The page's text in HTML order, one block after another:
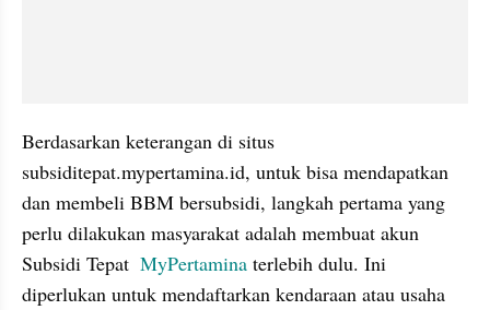
Berdasarkan keterangan di situs
subsiditepat.mypertamina.id, untuk bisa mendapatkan
dan membeli BBM bersubsidi, langkah pertama yang
perlu dilakukan masyarakat adalah membuat akun
Subsidi Tepat MyPertamina terlebih dulu. Ini
diperlukan untuk mendaftarkan kendaraan atau usaha